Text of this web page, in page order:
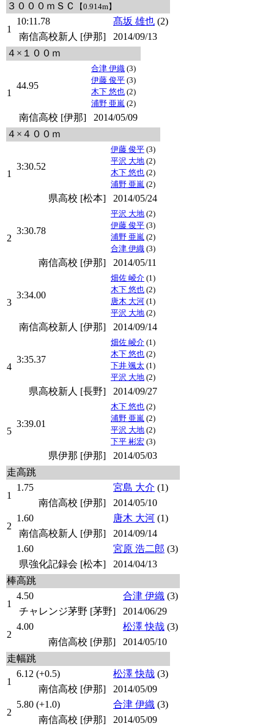
３０００ｍＳＣ 【0.914m】
1
10:11.78 髙坂 雄也 (2)
南信高校新人 [伊那]
2014/09/13
４×１００ｍ
1
44.95
合津 伊織 (3)
伊藤 俊平 (3)
木下 悠也 (2)
浦野 亜嵐 (2)
南信高校 [伊那]
2014/05/09
４×４００ｍ
1
3:30.52
伊藤 俊平 (3)
平沢 大地 (2)
木下 悠也 (2)
浦野 亜嵐 (2)
県高校 [松本] 2014/05/24
2
3:30.78
平沢 大地 (2)
伊藤 俊平 (3)
浦野 亜嵐 (2)
合津 伊織 (3)
南信高校 [伊那] 2014/05/11
3
3:34.00
畑佐 崚介 (1)
木下 悠也 (2)
唐木 大河 (1)
平沢 大地 (2)
南信高校新人 [伊那] 2014/09/14
4
3:35.37
畑佐 崚介 (1)
木下 悠也 (2)
下井 颯太 (1)
平沢 大地 (2)
県高校新人 [長野] 2014/09/27
5
3:39.01
木下 悠也 (2)
浦野 亜嵐 (2)
平沢 大地 (2)
下平 彬宏 (3)
県伊那 [伊那]
2014/05/03
走高跳
1
1.75 宮島 大介 (1)
南信高校 [伊那]
2014/05/10
2
1.60 唐木 大河 (1)
南信高校新人 [伊那]
2014/09/14
1.60
宮原 浩二郎 (3)
県強化記録会 [松本]
2014/04/13
棒高跳
1
4.50 合津 伊織 (3)
チャレンジ茅野 [茅野]
2014/06/29
2
4.00 松澤 快哉 (3)
南信高校 [伊那]
2014/05/10
走幅跳
1
6.12 (+0.5) 松澤 快哉 (3)
南信高校 [伊那]
2014/05/09
2
5.80 (+1.0) 合津 伊織 (3)
南信高校 [伊那]
2014/05/09